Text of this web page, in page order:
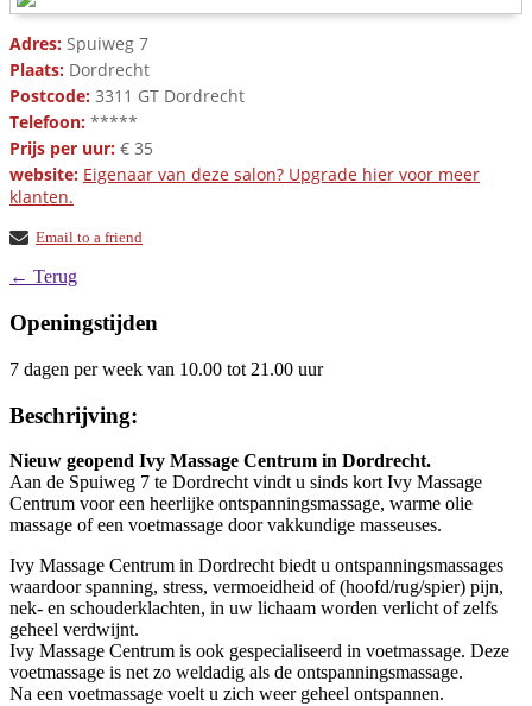
Adres: Spuiweg 7
Plaats: Dordrecht
Postcode: 3311 GT Dordrecht
Telefoon: *****
Prijs per uur: € 35
website: Eigenaar van deze salon? Upgrade hier voor meer
klanten.
Email to a friend
← Terug
Openingstijden
7 dagen per week van 10.00 tot 21.00 uur
Beschrijving:
Nieuw geopend Ivy Massage Centrum in Dordrecht.
Aan de Spuiweg 7 te Dordrecht vindt u sinds kort Ivy Massage
Centrum voor een heerlijke ontspanningsmassage, warme olie
massage of een voetmassage door vakkundige masseuses.
Ivy Massage Centrum in Dordrecht biedt u ontspanningsmassages
waardoor spanning, stress, vermoeidheid of (hoofd/rug/spier) pijn,
nek- en schouderklachten, in uw lichaam worden verlicht of zelfs
geheel verdwijnt.
Ivy Massage Centrum is ook gespecialiseerd in voetmassage. Deze
voetmassage is net zo weldadig als de ontspanningsmassage.
Na een voetmassage voelt u zich weer geheel ontspannen.